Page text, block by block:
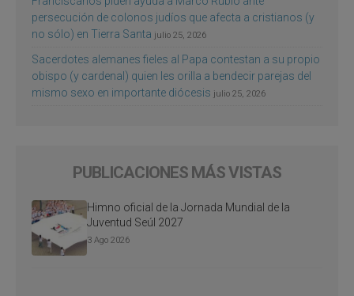
persecución de colonos judíos que afecta a cristianos (y
no sólo) en Tierra Santa julio 25, 2026
Sacerdotes alemanes fieles al Papa contestan a su propio
obispo (y cardenal) quien les orilla a bendecir parejas del
mismo sexo en importante diócesis julio 25, 2026
PUBLICACIONES MÁS VISTAS
Himno oficial de la Jornada Mundial de la
Juventud Seúl 2027
3 Ago 2026